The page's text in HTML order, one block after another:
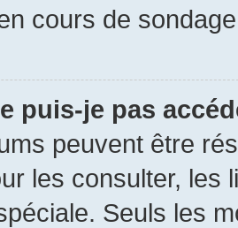
cours de
puis-je pas
peuvent être
les consulter, les
Seuls les